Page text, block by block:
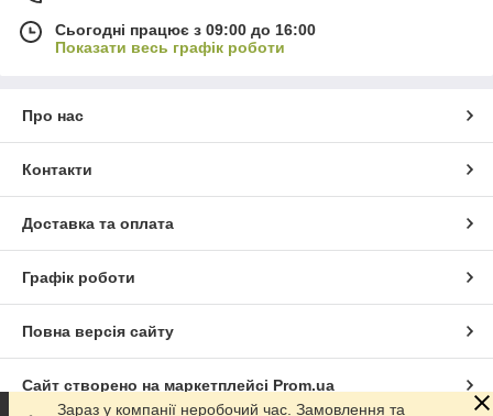
Сьогодні працює з 09:00 до 16:00
Показати весь графік роботи
Про нас
Контакти
Доставка та оплата
Графік роботи
Повна версія сайту
Сайт створено на маркетплейсі Prom.ua
Зараз у компанії неробочий час. Замовлення та